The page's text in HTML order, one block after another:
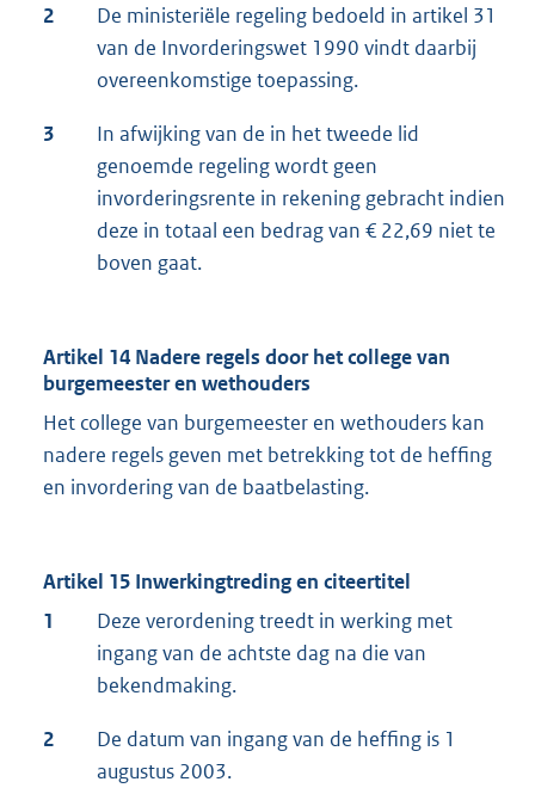
2
De ministeriële regeling bedoeld in artikel 31
van de Invorderingswet 1990 vindt daarbij
overeenkomstige toepassing.
3
In afwijking van de in het tweede lid
genoemde regeling wordt geen
invorderingsrente in rekening gebracht indien
deze in totaal een bedrag van € 22,69 niet te
boven gaat.
Artikel 14 Nadere regels door het college van
burgemeester en wethouders
Het college van burgemeester en wethouders kan
nadere regels geven met betrekking tot de heffing
en invordering van de baatbelasting.
Artikel 15 Inwerkingtreding en citeertitel
1
Deze verordening treedt in werking met
ingang van de achtste dag na die van
bekendmaking.
2
De datum van ingang van de heffing is 1
augustus 2003.